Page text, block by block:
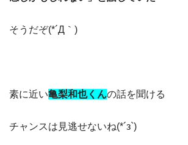
そうだぞ(*´Д｀)
素に近い亀梨和也くんの話を聞ける
チャンスは見逃せないね(*´з`)